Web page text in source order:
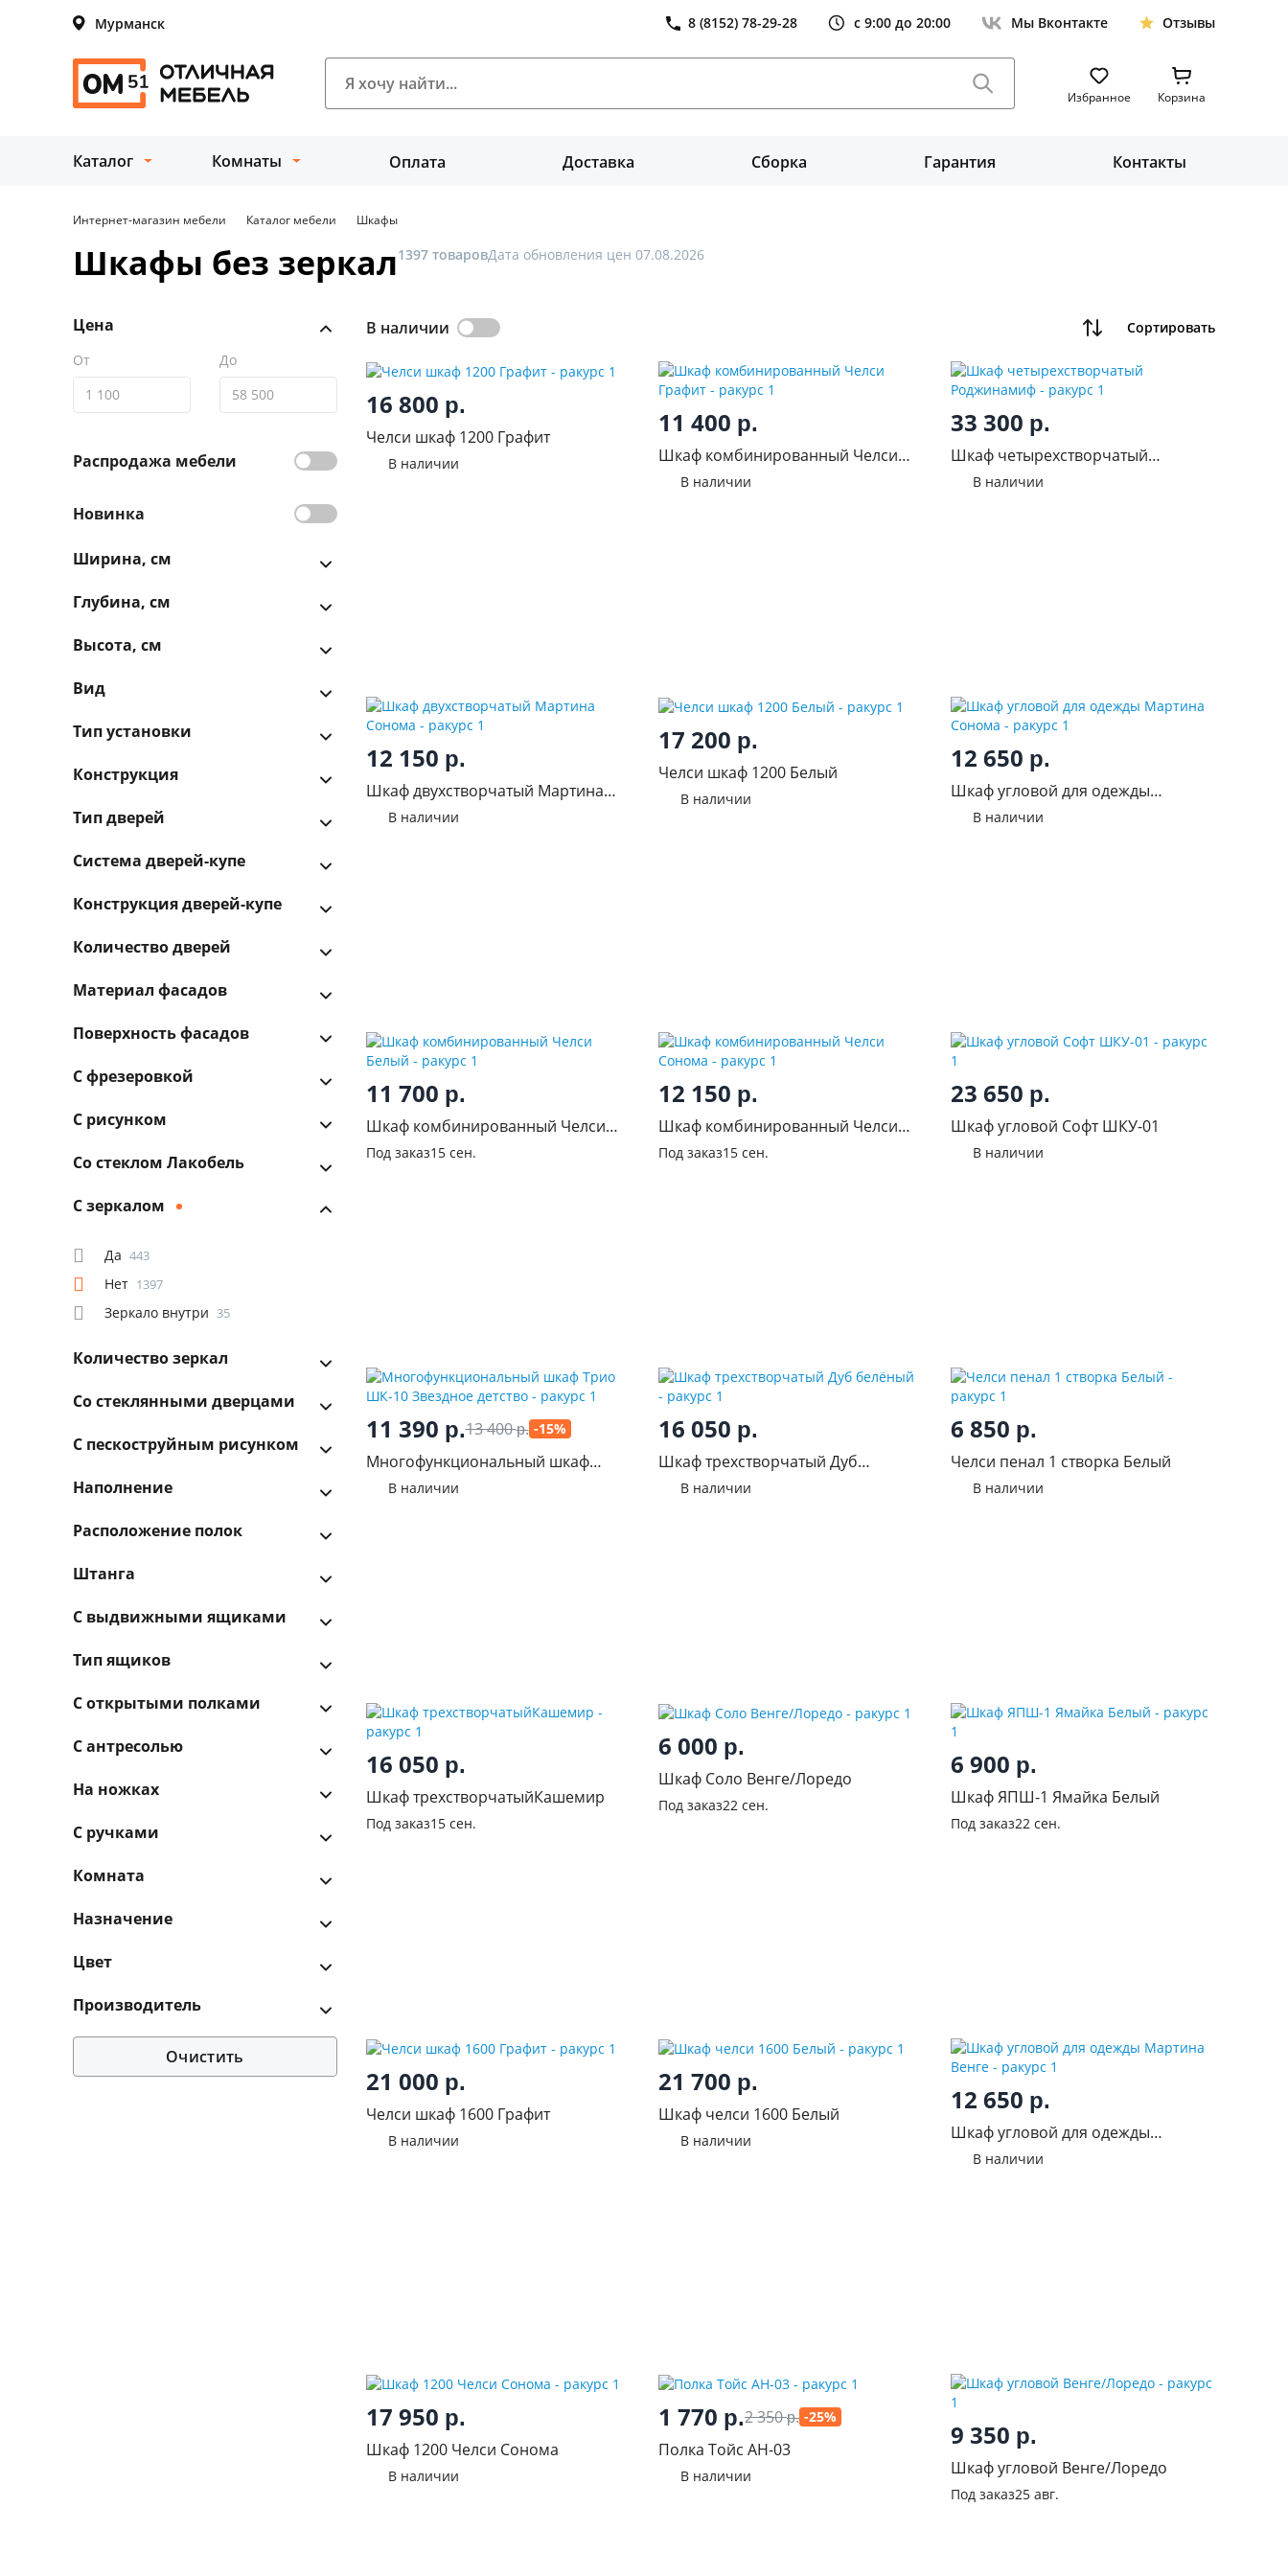
Мурманск 8 (8152) 78-29-28 с 9:00 до 20:00 Мы Вконтакте Отзывы
Избранное Корзина
Каталог Комнаты Оплата Доставка Сборка Гарантия Контакты
Интернет-магазин мебели Каталог мебели Шкафы
Шкафы без зеркал1397 товаровДата обновления цен 07.08.2026
Цена
От До
Распродажа мебели
Новинка
Ширина, см
Глубина, см
Высота, см
Вид
Тип установки
Конструкция
Тип дверей
Система дверей-купе
Конструкция дверей-купе
Количество дверей
Материал фасадов
Поверхность фасадов
С фрезеровкой
С рисунком
Со стеклом Лакобель
С зеркалом
Да 443
Нет 1397
Зеркало внутри 35
Количество зеркал
Со стеклянными дверцами
С пескоструйным рисунком
Наполнение
Расположение полок
Штанга
С выдвижными ящиками
Тип ящиков
С открытыми полками
С антресолью
На ножках
С ручками
Комната
Назначение
Цвет
Производитель
Очистить
В наличии Сортировать
16 800 р.
Челси шкаф 1200 Графит
В наличии
11 400 р.
Шкаф комбинированный Челси
Графит
В наличии
33 300 р.
Шкаф четырехстворчатый
Роджинамиф
В наличии
12 150 р.
Шкаф двухстворчатый Мартина
Сонома
В наличии
17 200 р.
Челси шкаф 1200 Белый
В наличии
12 650 р.
Шкаф угловой для одежды
Мартина Сонома
В наличии
11 700 р.
Шкаф комбинированный Челси
Белый
Под заказ15 сен.
12 150 р.
Шкаф комбинированный Челси
Сонома
Под заказ15 сен.
23 650 р.
Шкаф угловой Софт ШКУ-01
В наличии
11 390 р.13 400р. -15%
Многофункциональный шкаф
Трио ШК-10 Звездное детство
В наличии
16 050 р.
Шкаф трехстворчатый Дуб
белёный
В наличии
6 850 р.
Челси пенал 1 створка Белый
В наличии
16 050 р.
Шкаф трехстворчатыйКашемир
Под заказ15 сен.
6 000 р.
Шкаф Соло Венге/Лоредо
Под заказ22 сен.
6 900 р.
Шкаф ЯПШ-1 Ямайка Белый
Под заказ22 сен.
21 000 р.
Челси шкаф 1600 Графит
В наличии
21 700 р.
Шкаф челси 1600 Белый
В наличии
12 650 р.
Шкаф угловой для одежды
Мартина Венге
В наличии
17 950 р.
Шкаф 1200 Челси Сонома
В наличии
1 770 р.2 350р. -25%
Полка Тойс АН-03
В наличии
9 350 р.
Шкаф угловой Венге/Лоредо
Под заказ25 авг.